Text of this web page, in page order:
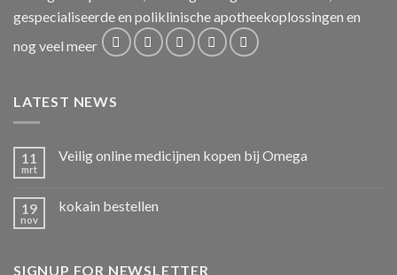
gespecialiseerde en poliklinische apotheekoplossingen en
nog veel meer
LATEST NEWS
11
mrt
Veilig online medicijnen kopen bij Omega
19
nov
kokain bestellen
SIGNUP FOR NEWSLETTER